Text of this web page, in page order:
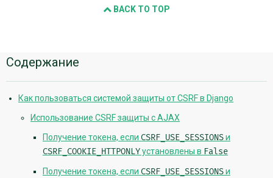
BACK TO TOP
Дополнительная
информация
Содержание
Как пользоваться системой защиты от CSRF в Django
Использование CSRF защиты с AJAX
Получение токена, если CSRF_USE_SESSIONSи
CSRF_COOKIE_HTTPONLYустановлены в False
Получение токена, если CSRF_USE_SESSIONSи